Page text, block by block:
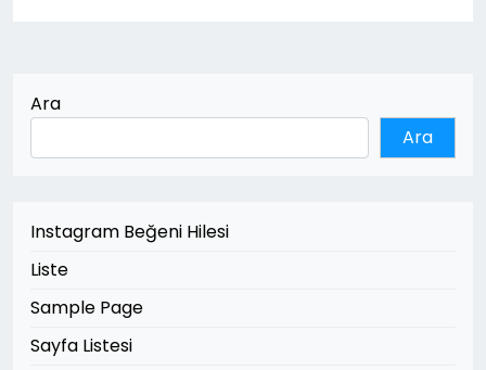
Ara
Ara
Instagram Beğeni Hilesi
Liste
Sample Page
Sayfa Listesi